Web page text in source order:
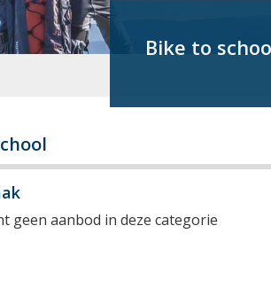
Bike to
geen aanbod in deze categorie